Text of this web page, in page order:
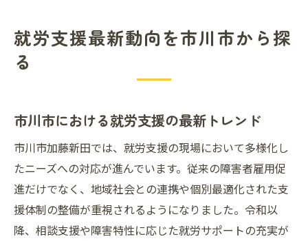
就労支援最新動向を市川市から探
る
市川市における就労支援の最新トレンド
市川市加藤新田では、就労支援の現場において多様化し
たニーズへの対応が進んでいます。従来の障害者雇用促
進だけでなく、地域社会との連携や個別最適化された支
援体制の整備が重視されるようになりました。令和以
降、相談支援や障害特性に応じた就労サポートの充実が